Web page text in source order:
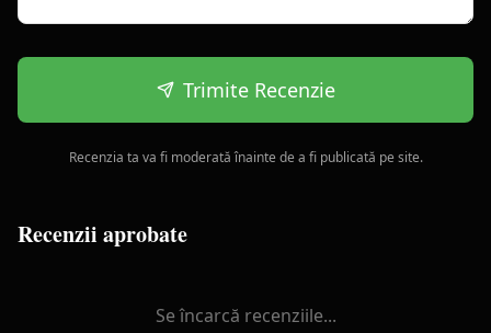
Trimite Recenzie
Recenzia ta va fi moderată înainte de a fi publicată pe site.
Recenzii aprobate
Se încarcă recenziile...